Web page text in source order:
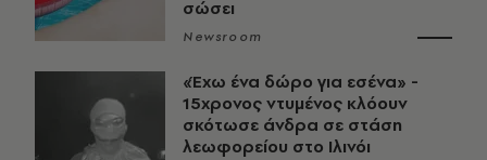
σώσει
Newsroom
«Έχω ένα δώρο για εσένα» -
15χρονος ντυμένος κλόουν
σκότωσε άνδρα σε στάση
λεωφορείου στο Ιλινόι